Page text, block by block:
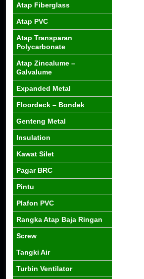
Atap Fiberglass
Atap PVC
Atap Transparan
Polycarbonate
Atap Zincalume –
Galvalume
Expanded Metal
Floordeck – Bondek
Genteng Metal
Insulation
Kawat Silet
Pagar BRC
Pintu
Plafon PVC
Rangka Atap Baja Ringan
Screw
Tangki Air
Turbin Ventilator